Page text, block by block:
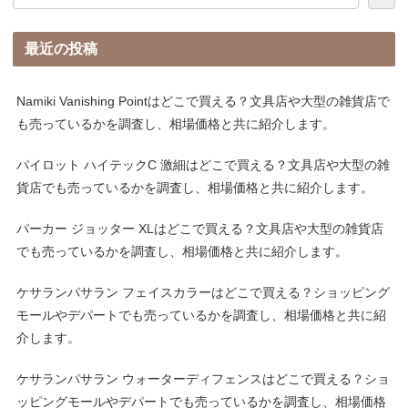
最近の投稿
Namiki Vanishing Pointはどこで買える？文具店や大型の雑貨店で
も売っているかを調査し、相場価格と共に紹介します。
パイロット ハイテックC 激細はどこで買える？文具店や大型の雑
貨店でも売っているかを調査し、相場価格と共に紹介します。
パーカー ジョッター XLはどこで買える？文具店や大型の雑貨店
でも売っているかを調査し、相場価格と共に紹介します。
ケサランパサラン フェイスカラーはどこで買える？ショッピング
モールやデパートでも売っているかを調査し、相場価格と共に紹
介します。
ケサランパサラン ウォーターディフェンスはどこで買える？ショ
ッピングモールやデパートでも売っているかを調査し、相場価格